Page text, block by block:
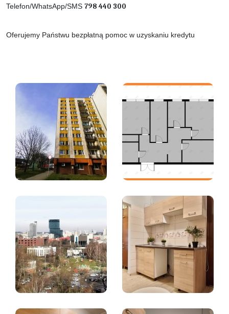
Telefon/WhatsApp/SMS 798 440 300
Oferujemy Państwu bezpłatną pomoc w uzyskaniu kredytu